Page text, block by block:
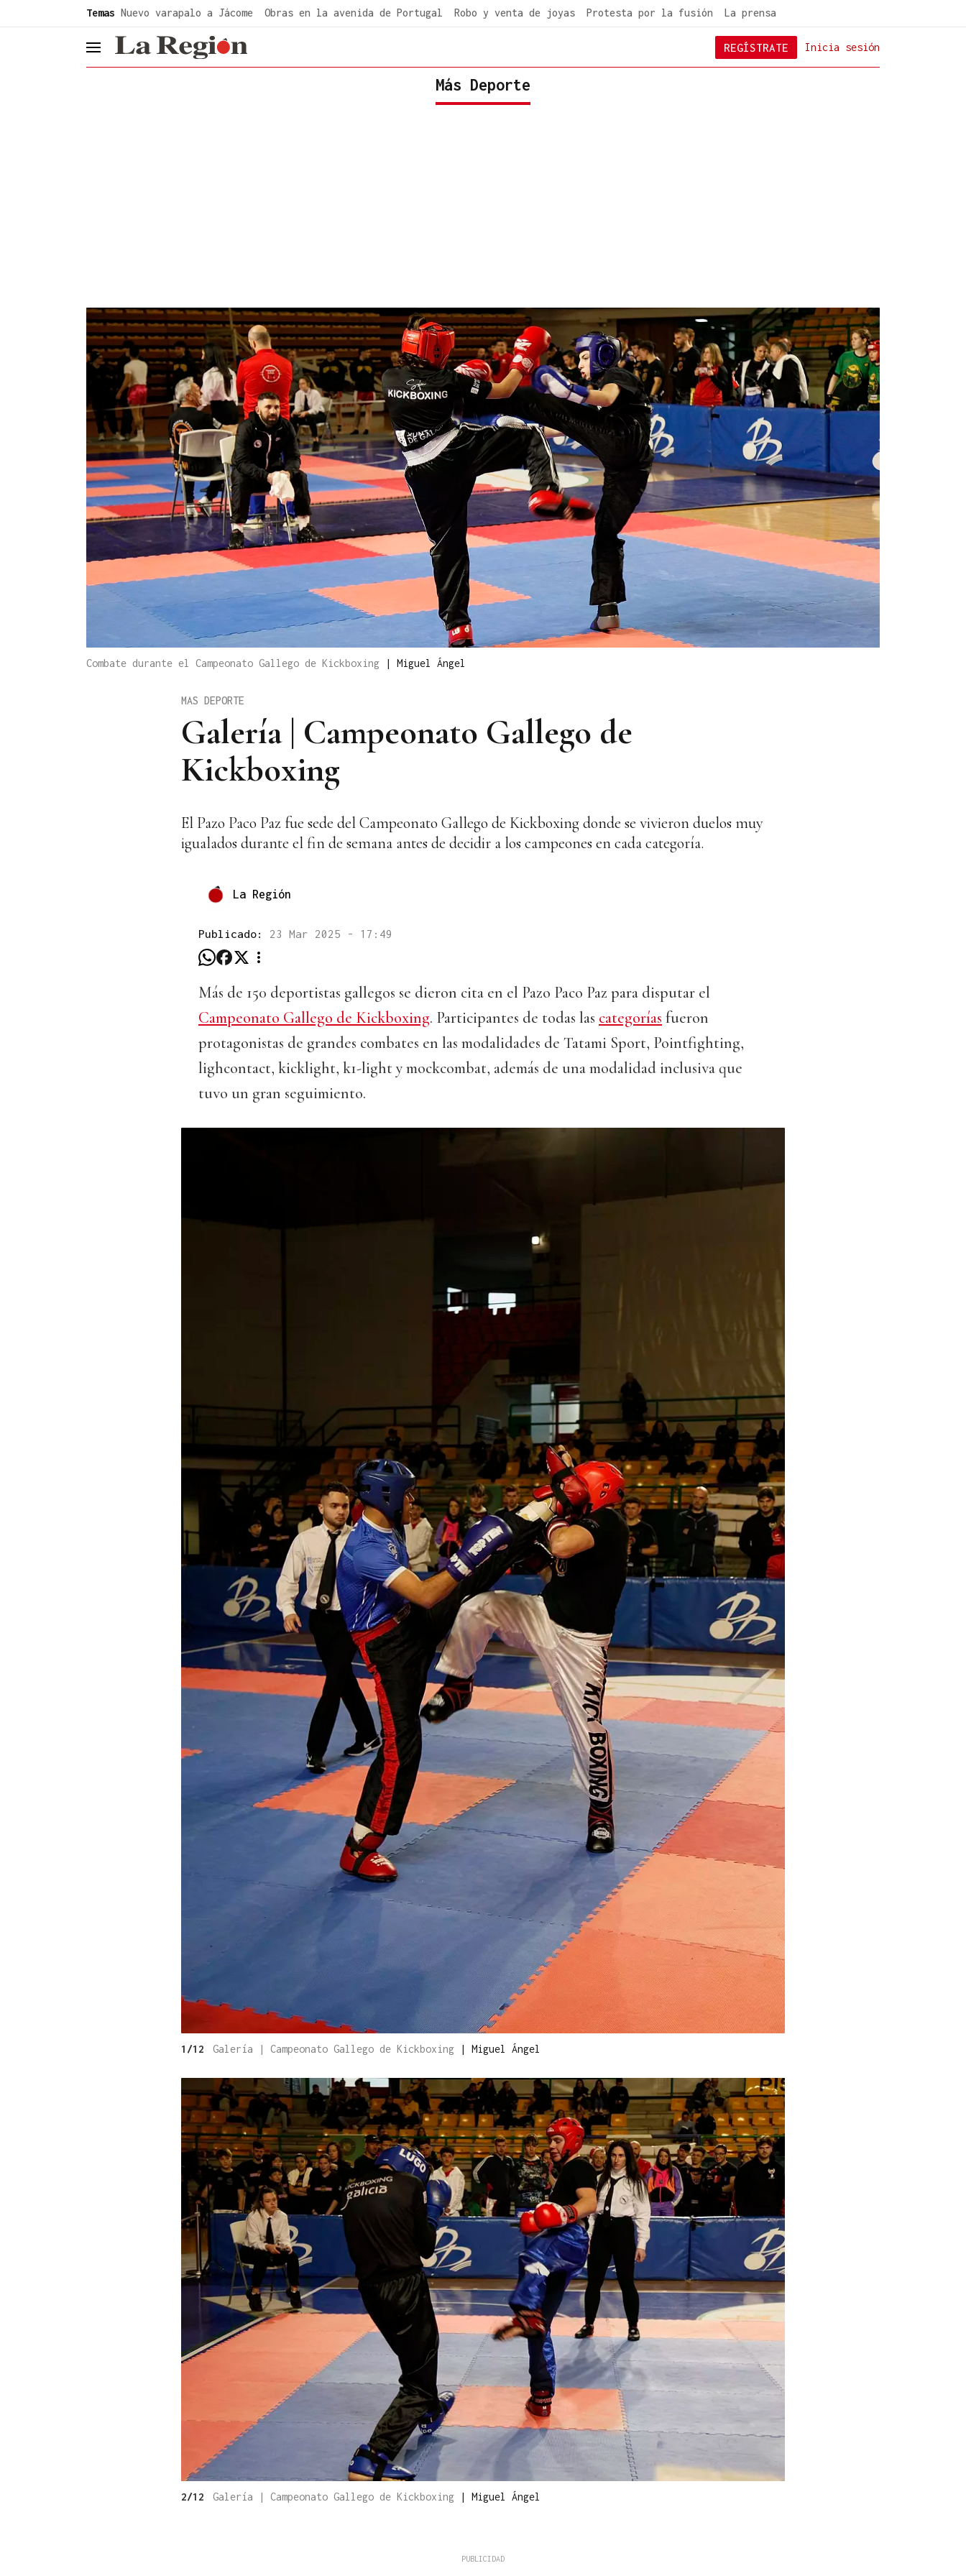
Temas Nuevo varapalo a Jácome Obras en la avenida de Portugal Robo y venta de joyas Protesta por la fusión La prensa
header.menu.open Inicia sesión
REGÍSTRATE
Más Deporte
Combate durante el Campeonato Gallego de Kickboxing | Miguel Ángel
Galería | Campeonato Gallego de
Kickboxing
MAS DEPORTE
El Pazo Paco Paz fue sede del Campeonato Gallego de Kickboxing donde se vivieron duelos muy
igualados durante el fin de semana antes de decidir a los campeones en cada categoría.
La Región
Publicado: 23 Mar 2025 - 17:49
Más de 150 deportistas gallegos se dieron cita en el Pazo Paco Paz para disputar el
Campeonato Gallego de Kickboxing. Participantes de todas las categorías fueron
protagonistas de grandes combates en las modalidades de Tatami Sport, Pointfighting,
lighcontact, kicklight, k1-light y mockcombat, además de una modalidad inclusiva que
tuvo un gran seguimiento.
1/12 Galería | Campeonato Gallego de Kickboxing | Miguel Ángel
2/12 Galería | Campeonato Gallego de Kickboxing | Miguel Ángel